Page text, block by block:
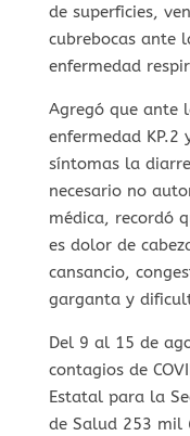
de superficies,
cubrebocas ante
enfermedad
Agregó que ante
enfermedad KP.2
síntomas la
necesario no
médica, recordó
es dolor de
cansancio,
garganta y
Del 9 al 15 de
contagios de
Estatal para la
de Salud 253 mil